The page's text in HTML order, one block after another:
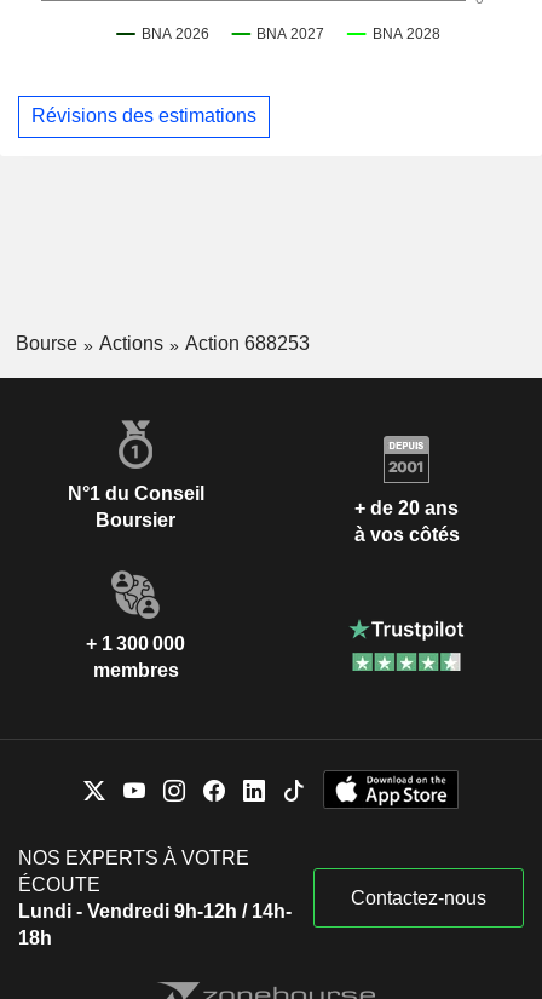
Révisions des estimations
Bourse Actions Action 688253
N°1 du Conseil
Boursier
+ de 20 ans
à vos côtés
+ 1 300 000
membres
NOS EXPERTS À VOTRE
ÉCOUTE
Lundi - Vendredi 9h-12h / 14h-
18h
Contactez-nous